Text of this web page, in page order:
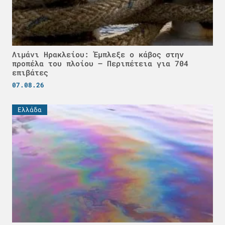
Λιμάνι Ηρακλείου: Έμπλεξε ο κάβος στην
προπέλα του πλοίου – Περιπέτεια για 704
επιβάτες
07.08.26
Ελλάδα